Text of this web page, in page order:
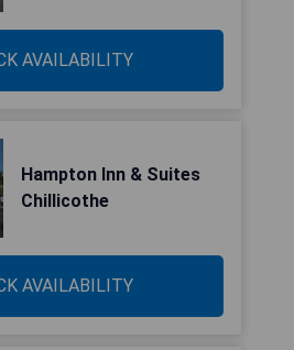
AVAILABILITY
Hampton Inn & Suites
Chillicothe
AVAILABILITY